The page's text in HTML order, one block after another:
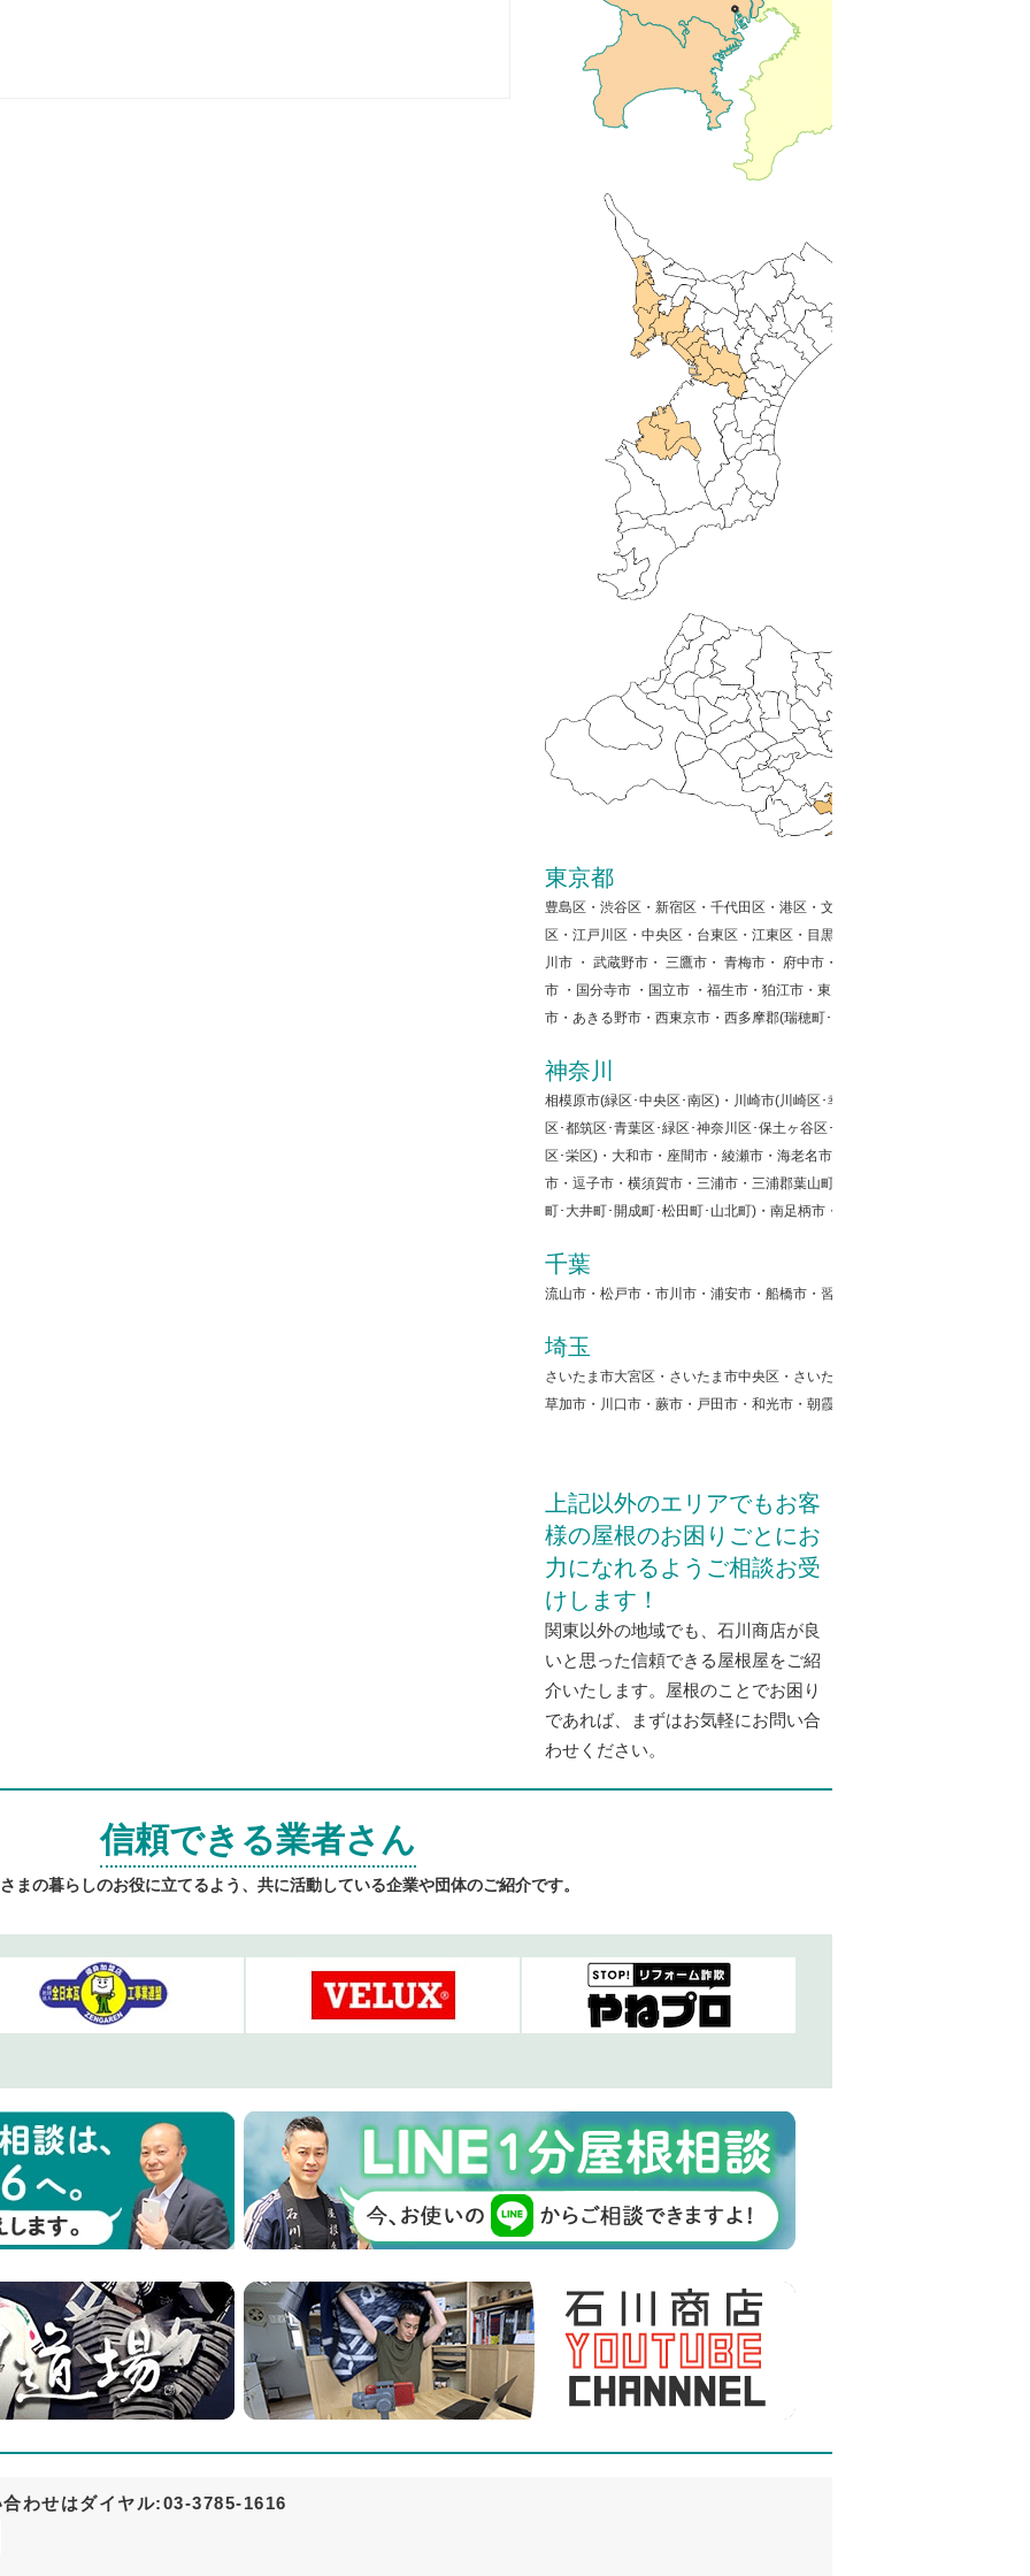
東京都
豊島区・渋谷区・新宿区・千代田区・港区・文京区・墨田区・品川区・大田
区・江戸川区・中央区・台東区・江東区・目黒区・世田谷区・中野区・練馬
川市 ・ 武蔵野市・ 三鷹市・ 青梅市・ 府中市・ 昭島市・ 調布市 ・ 町田市・
市 ・国分寺市 ・国立市 ・福生市・狛江市・東大和市・清瀬市・東久留米市
市・あきる野市・西東京市・西多摩郡(瑞穂町･日の出町･奥多摩町･檜原村)
神奈川
相模原市(緑区･中央区･南区)・川崎市(川崎区･幸区･中原区･高津区･宮前区･多
区･都筑区･青葉区･緑区･神奈川区･保土ヶ谷区･旭区･瀬谷区･西区･中区･南区･
区･栄区)・大和市・座間市・綾瀬市・海老名市・厚木市・伊勢原市・秦野市
市・逗子市・横須賀市・三浦市・三浦郡葉山町・愛甲郡(愛川町･清川村)・中
町･大井町･開成町･松田町･山北町)・南足柄市・小田原町
千葉
流山市・松戸市・市川市・浦安市・船橋市・習志野市・千葉市・袖ケ浦市・
埼玉
さいたま市大宮区・さいたま市中央区・さいたま市桜区・さいたま市浦和区
草加市・川口市・蕨市・戸田市・和光市・朝霞市・新座市・志木市・富士見
上記以外のエリアでもお客
様の屋根のお困りごとにお
力になれるようご相談お受
けします！
関東以外の地域でも、石川商店が良
いと思った信頼できる屋根屋をご紹
介いたします。屋根のことでお困り
であれば、まずはお気軽にお問い合
わせください。
信頼できる業者さん
まの暮らしのお役に立てるよう、共に活動している企業や団体のご紹介です。
わせはダイヤル:03-3785-1616